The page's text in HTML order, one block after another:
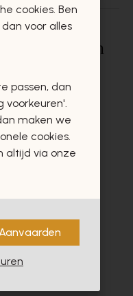
u zeker en
cookies. Ben
voor alles
passen, dan
voorkeuren'.
maken we
cookies.
altijd via onze
Aanvaarden